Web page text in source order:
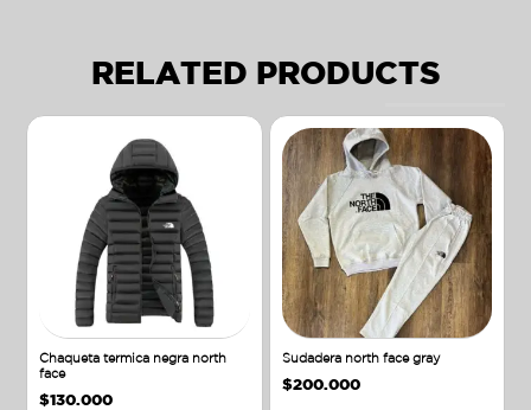
RELATED PRODUCTS
Chaqueta termica negra north
face
$130.000
Sudadera north face gray
$200.000